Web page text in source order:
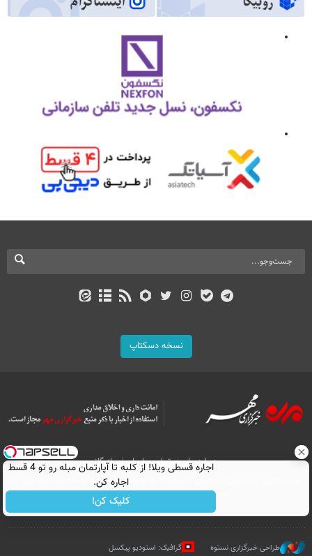
نسخه دسکتاپ
درباره ما تماس با ما
بازرگانی
All Content by Mehr News Agency is licensed under a Creative Commons
Attribution 4.0 International License.
طراحی خبرگزاری نستوه گرافیک: استودیو پیکسل
اجاره‌ قسطی ویلا! از کلبه تا آپارتمان مبله رو تو 4 قسط
اجاره کن.
کلیک کن!